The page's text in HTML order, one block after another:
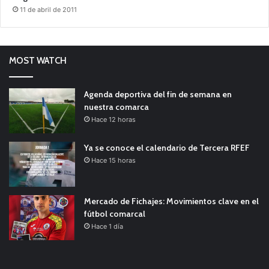
11 de abril de 2011
MOST WATCH
Agenda deportiva del fin de semana en
nuestra comarca
Hace 12 horas
Ya se conoce el calendario de Tercera RFEF
Hace 15 horas
Mercado de Fichajes: Movimientos clave en el
fútbol comarcal
Hace 1 día